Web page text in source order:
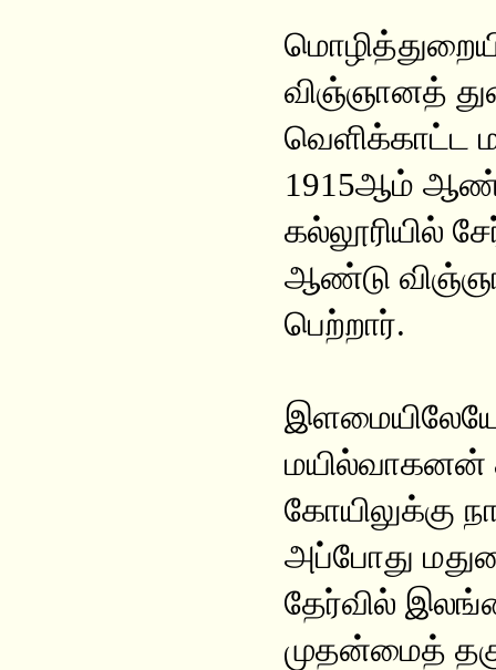
விஞ்ஞானத்
வெளிக்காட்ட
1915ஆம்
கல்லூரியில்
ஆண்டு
பெற்றார்.
மயில்வாகனன்
கோயிலுக்கு
அப்போது
தேர்வில்
முதன்மைத்